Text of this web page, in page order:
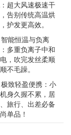
超大风速极速干
告别传统高温烘
护发更高效。
能恒温与负离
多重负离子中和
，吹完发丝柔顺
不毛躁。
致轻盈便携：小
身久握不累，居
旅行、出差必备
单品！